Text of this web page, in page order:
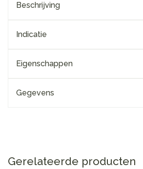
Beschrijving
Indicatie
Eigenschappen
Gegevens
Gerelateerde producten